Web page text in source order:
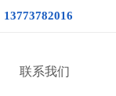
13773782016
联系我们